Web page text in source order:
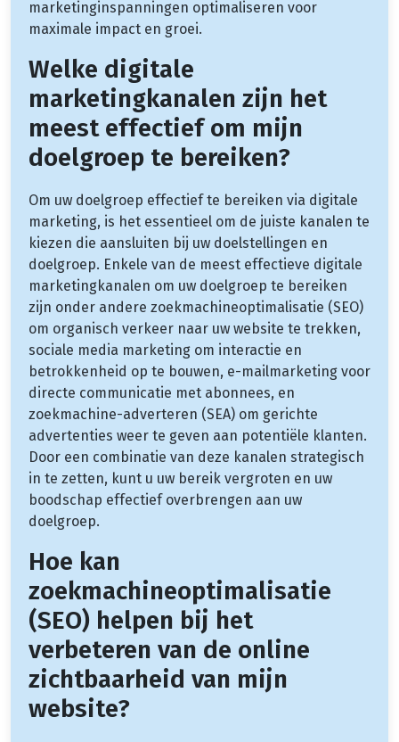
marketinginspanningen optimaliseren voor
maximale impact en groei.
Welke digitale
marketingkanalen zijn het
meest effectief om mijn
doelgroep te bereiken?
Om uw doelgroep effectief te bereiken via digitale
marketing, is het essentieel om de juiste kanalen te
kiezen die aansluiten bij uw doelstellingen en
doelgroep. Enkele van de meest effectieve digitale
marketingkanalen om uw doelgroep te bereiken
zijn onder andere zoekmachineoptimalisatie (SEO)
om organisch verkeer naar uw website te trekken,
sociale media marketing om interactie en
betrokkenheid op te bouwen, e-mailmarketing voor
directe communicatie met abonnees, en
zoekmachine-adverteren (SEA) om gerichte
advertenties weer te geven aan potentiële klanten.
Door een combinatie van deze kanalen strategisch
in te zetten, kunt u uw bereik vergroten en uw
boodschap effectief overbrengen aan uw
doelgroep.
Hoe kan
zoekmachineoptimalisatie
(SEO) helpen bij het
verbeteren van de online
zichtbaarheid van mijn
website?